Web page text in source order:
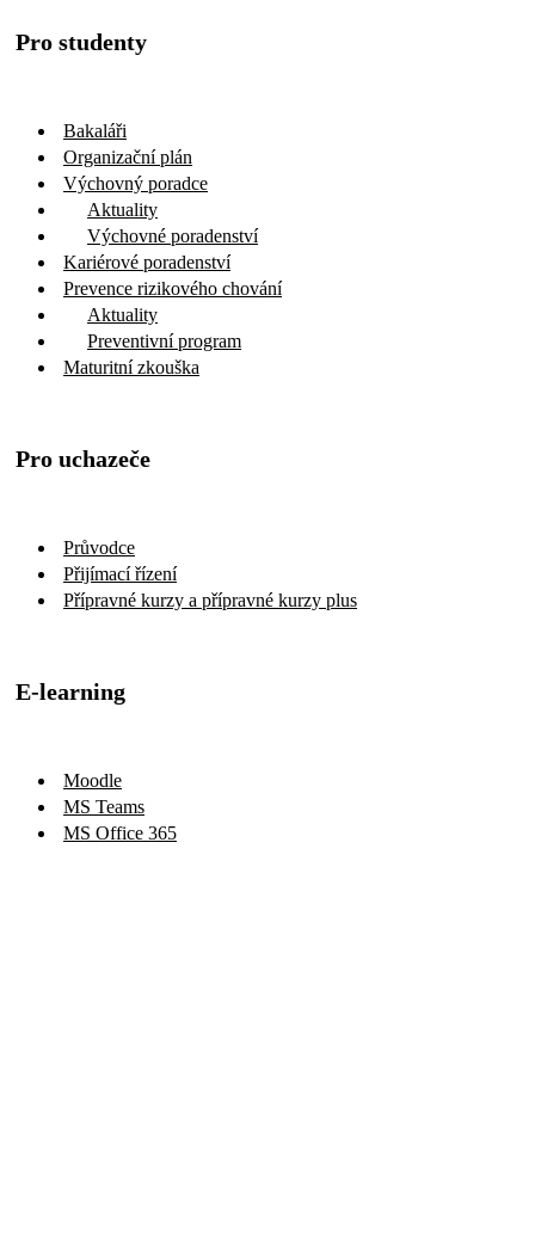
Pro studenty
Bakaláři
Organizační plán
Výchovný poradce
Aktuality
Výchovné poradenství
Kariérové poradenství
Prevence rizikového chování
Aktuality
Preventivní program
Maturitní zkouška
Pro uchazeče
Průvodce
Přijímací řízení
Přípravné kurzy a přípravné kurzy plus
E-learning
Moodle
MS Teams
MS Office 365